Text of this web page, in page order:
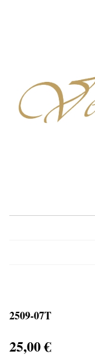
2509-07T
25,00 €